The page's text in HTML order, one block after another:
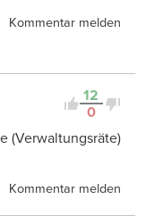
Kommentar melden
12
0
(Verwaltungsräte)
Kommentar melden